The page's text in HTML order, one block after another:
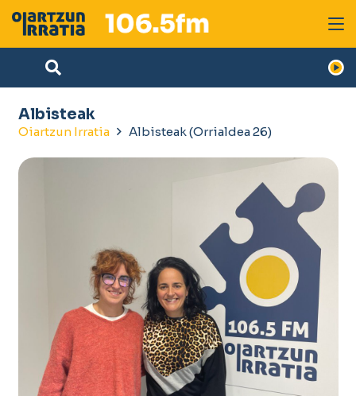
Albisteak
Oiartzun Irratia Albisteak (Orrialdea 26)